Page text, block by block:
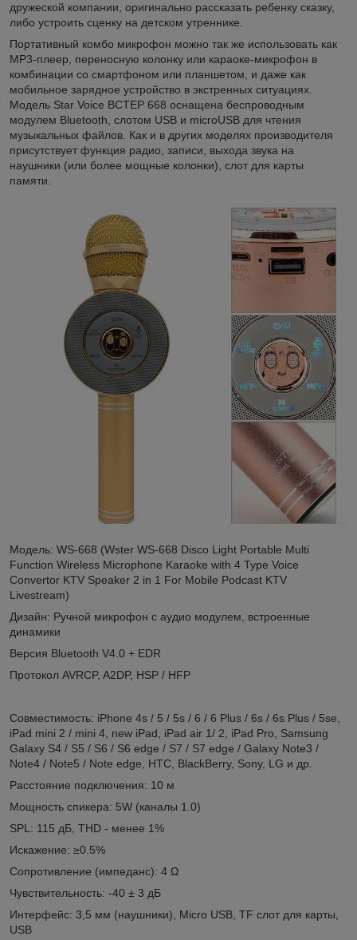
дружеской компании, оригинально рассказать ребенку сказку,
либо устроить сценку на детском утреннике.
Портативный комбо микрофон можно так же использовать как
MP3-плеер, переносную колонку или караоке-микрофон в
комбинации со смартфоном или планшетом, и даже как
мобильное зарядное устройство в экстренных ситуациях.
Модель Star Voice ВСТЕР 668 оснащена беспроводным
модулем Bluetooth, слотом USB и microUSB для чтения
музыкальных файлов. Как и в других моделях производителя
присутствует функция радио, записи, выхода звука на
наушники (или более мощные колонки), слот для карты
памяти.
Модель: WS-668 (Wster WS-668 Disco Light Portable Multi
Function Wireless Microphone Karaoke with 4 Type Voice
Convertor KTV Speaker 2 in 1 For Mobile Podcast KTV
Livestream)
Дизайн: Ручной микрофон с аудио модулем, встроенные
динамики
Версия Bluetooth V4.0 + EDR
Протокол AVRCP, A2DP, HSP / HFP
Совместимость: iPhone 4s / 5 / 5s / 6 / 6 Plus / 6s / 6s Plus / 5se,
iPad mini 2 / mini 4, new iPad, iPad air 1/ 2, iPad Pro, Samsung
Galaxy S4 / S5 / S6 / S6 edge / S7 / S7 edge / Galaxy Note3 /
Note4 / Note5 / Note edge, HTC, BlackBerry, Sony, LG и др.
Расстояние подключения: 10 м
Мощность спикера: 5W (каналы 1.0)
SPL: 115 дБ, THD - менее 1%
Искажение: ≥0.5%
Сопротивление (импеданс): 4 Ω
Чувствительность: -40 ± 3 дБ
Интерфейс: 3,5 мм (наушники), Micro USB, TF слот для карты,
USB